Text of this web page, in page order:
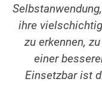
ihre
zu erkennen,
einer
Einsetzbar ist